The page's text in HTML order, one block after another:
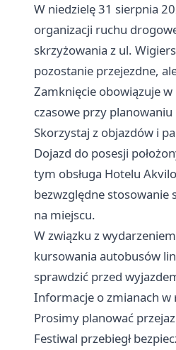
W niedzielę 31 sierpnia
organizacji ruchu
skrzyżowania z ul.
pozostanie przejezdne,
Zamknięcie obowiązuje
czasowe przy
Skorzystaj z objazdów i
Dojazd do posesji
tym obsługa Hotelu
bezwzględne stosowanie
na miejscu.
W związku z
kursowania autobusów
sprawdzić przed
Informacje o zmianach w
Prosimy planować
Festiwal przebiegł